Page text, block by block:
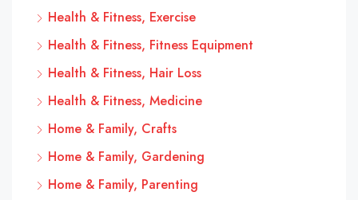
Health & Fitness, Exercise
Health & Fitness, Fitness Equipment
Health & Fitness, Hair Loss
Health & Fitness, Medicine
Home & Family, Crafts
Home & Family, Gardening
Home & Family, Parenting